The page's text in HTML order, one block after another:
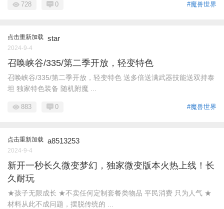
#魔兽世界
728 0
点击重新加载 star
2024-9-4
召唤峡谷/335/第二季开放，轻变特色
召唤峡谷/335/第二季开放，轻变特色 送多倍送满武器技能送双持泰
坦 独家特色装备 随机附魔 ...
#魔兽世界
883 0
点击重新加载 a8513253
2024-9-4
新开一秒长久微变梦幻，独家微变版本火热上线！长
久耐玩
★孩子无限成长 ★不卖任何定制套餐类物品 平民消费 只为人气 ★
材料从此不成问题，摆脱传统的 ...